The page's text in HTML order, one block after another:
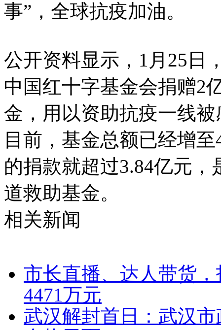
事”，全球抗疫加油。
公开资料显示，1月25日
中国红十字基金会捐赠2
金，用以资助抗疫一线
目前，基金总额已经增
的捐款就超过3.84亿元
道救助基金。
相关新闻
市长直播、达人带货
4471万元
武汉解封首日：武汉